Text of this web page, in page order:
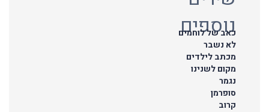
נוספים
כאב של לוחמים
לא נשבר
מכתב לילדים
מקום לשנינו
נגמר
סופרמן
קרוב